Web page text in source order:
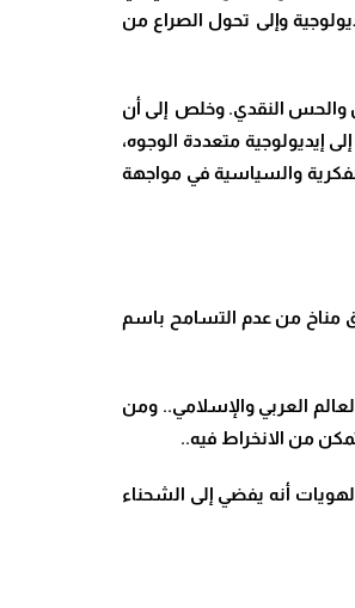
وإلى تحول الصراع من
والحس النقدي. وخلص إلى أن
إيديولوجية متعددة الوجوه،
والسياسية في مواجهة
مناخ من عدم التسامح باسم
العربي والإسلامي.. ومن
من الانخراط فيه..
أنه يفضي إلى الشحناء